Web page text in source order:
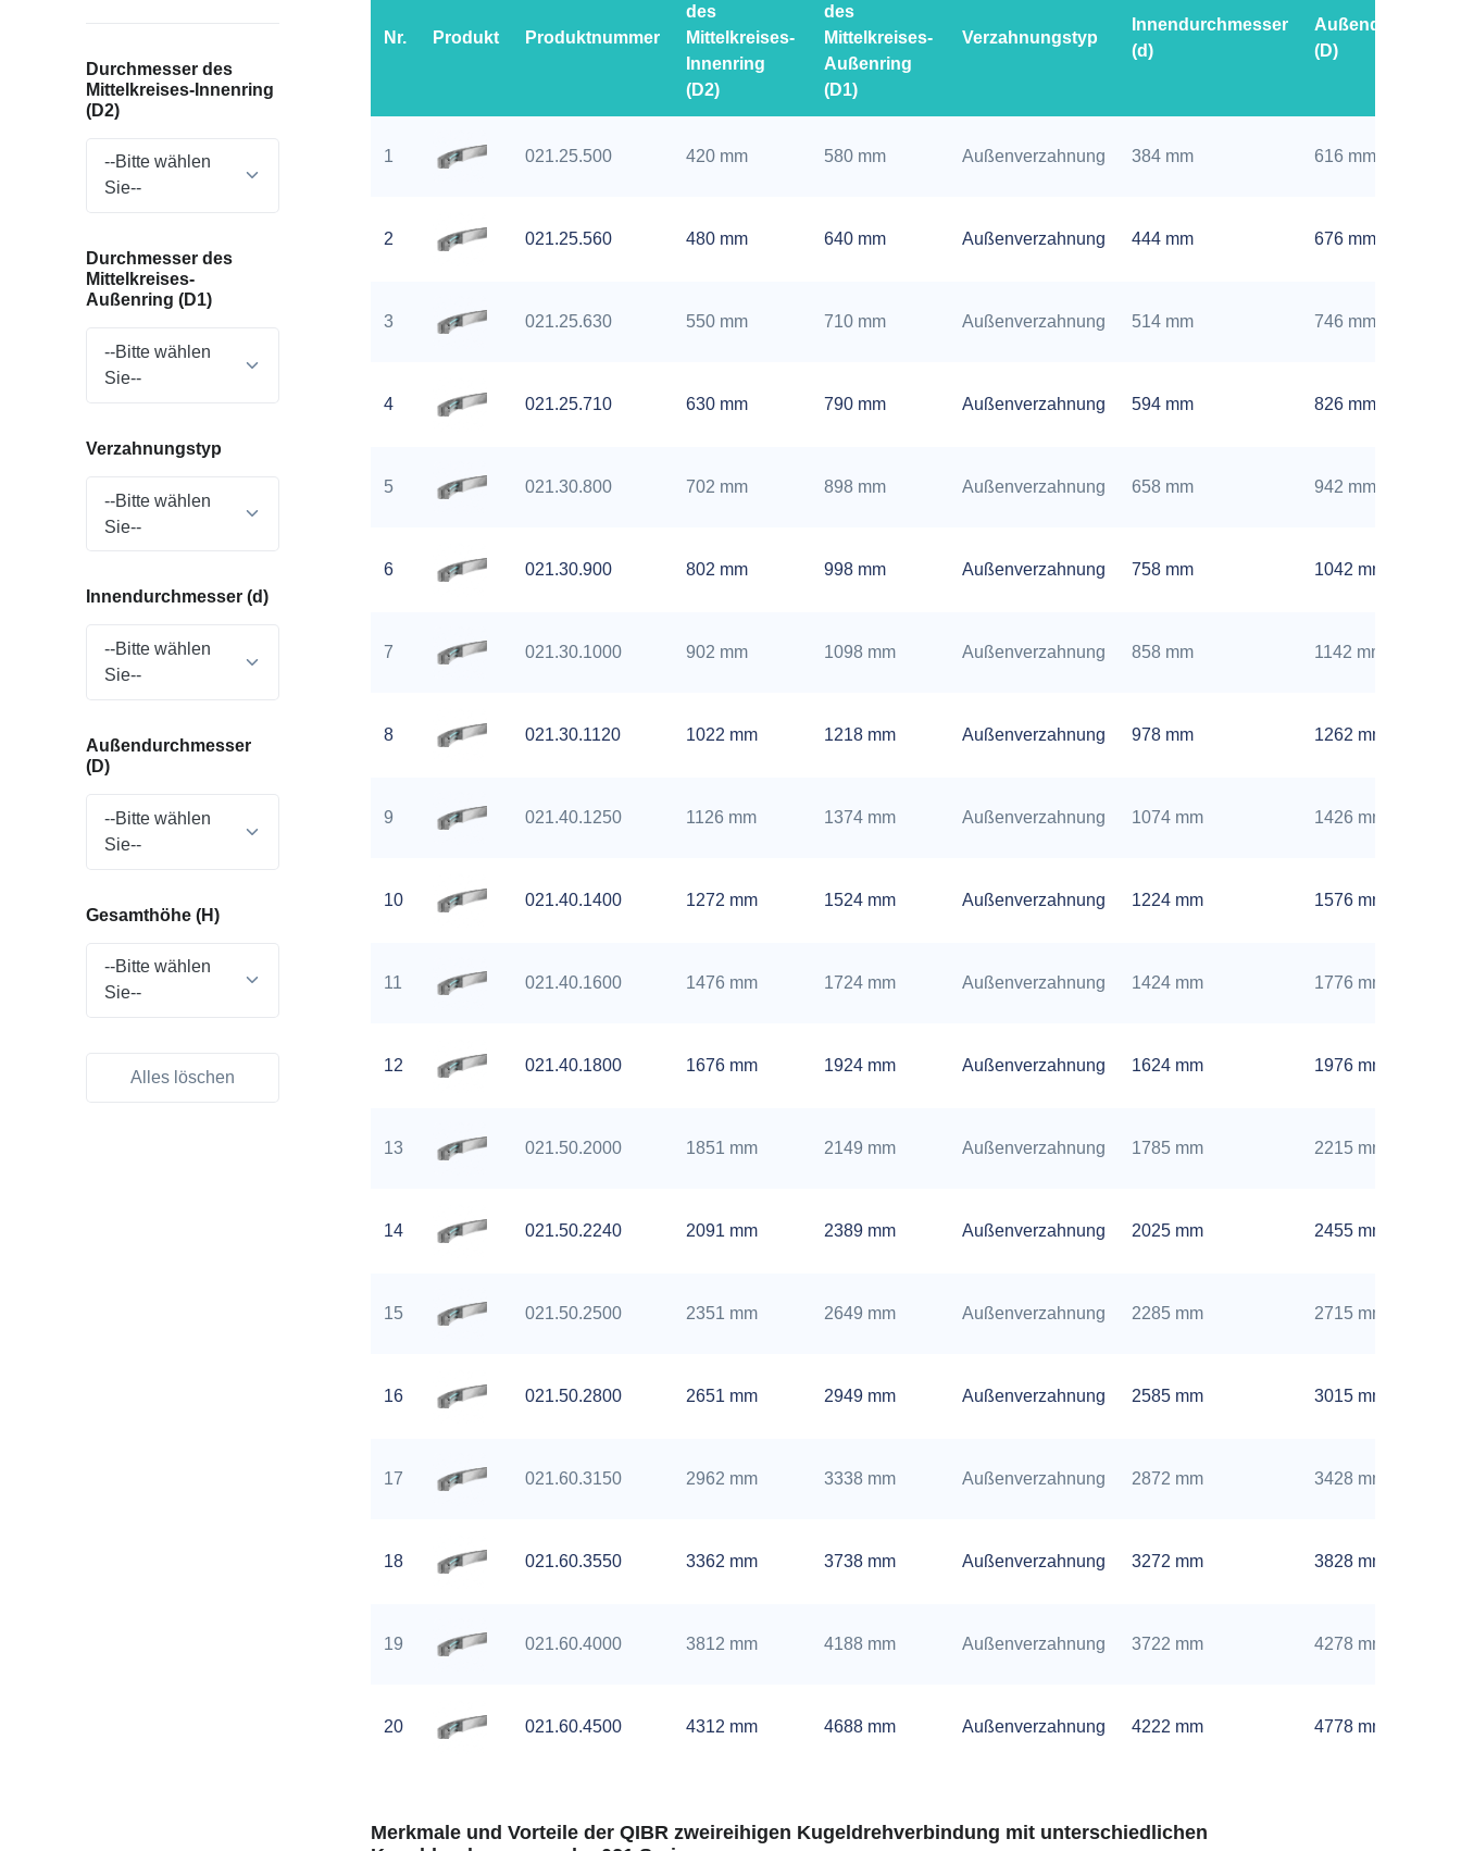
Durchmesser des
Mittelkreises-Innenring
(D2)
--Bitte wählen
Sie--
Durchmesser des
Mittelkreises-
Außenring (D1)
--Bitte wählen
Sie--
Verzahnungstyp
--Bitte wählen
Sie--
Innendurchmesser (d)
--Bitte wählen
Sie--
Außendurchmesser
(D)
--Bitte wählen
Sie--
Gesamthöhe (H)
--Bitte wählen
Sie--
Alles löschen
Nr. Produkt Produktnummer
des
Mittelkreises-
Innenring
(D2)
des
Mittelkreises-
Außenring
(D1)
Verzahnungstyp
Innendurchmesser
(d)
(D)
1 021.25.500 420 mm 580 mm Außenverzahnung 384 mm 616 mm
2 021.25.560 480 mm 640 mm Außenverzahnung 444 mm 676 mm
3 021.25.630 550 mm 710 mm Außenverzahnung 514 mm 746 mm
4 021.25.710 630 mm 790 mm Außenverzahnung 594 mm 826 mm
5 021.30.800 702 mm 898 mm Außenverzahnung 658 mm 942 mm
6 021.30.900 802 mm 998 mm Außenverzahnung 758 mm 1042 mm
7 021.30.1000 902 mm 1098 mm Außenverzahnung 858 mm 1142 mm
8 021.30.1120 1022 mm 1218 mm Außenverzahnung 978 mm 1262 mm
9 021.40.1250 1126 mm 1374 mm Außenverzahnung 1074 mm 1426 mm
10 021.40.1400 1272 mm 1524 mm Außenverzahnung 1224 mm 1576 mm
11 021.40.1600 1476 mm 1724 mm Außenverzahnung 1424 mm 1776 mm
12 021.40.1800 1676 mm 1924 mm Außenverzahnung 1624 mm 1976 mm
13 021.50.2000 1851 mm 2149 mm Außenverzahnung 1785 mm 2215 mm
14 021.50.2240 2091 mm 2389 mm Außenverzahnung 2025 mm 2455 mm
15 021.50.2500 2351 mm 2649 mm Außenverzahnung 2285 mm 2715 mm
16 021.50.2800 2651 mm 2949 mm Außenverzahnung 2585 mm 3015 mm
17 021.60.3150 2962 mm 3338 mm Außenverzahnung 2872 mm 3428 mm
18 021.60.3550 3362 mm 3738 mm Außenverzahnung 3272 mm 3828 mm
19 021.60.4000 3812 mm 4188 mm Außenverzahnung 3722 mm 4278 mm
20 021.60.4500 4312 mm 4688 mm Außenverzahnung 4222 mm 4778 mm
Merkmale und Vorteile der QIBR zweireihigen Kugeldrehverbindung mit unterschiedlichen